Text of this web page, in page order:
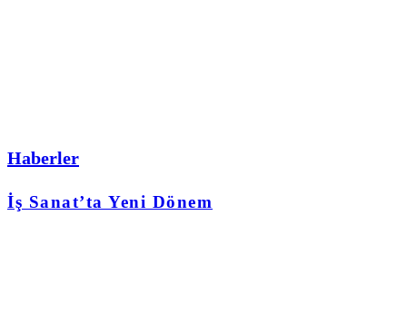
Haberler
İş Sanat’ta Yeni Dönem